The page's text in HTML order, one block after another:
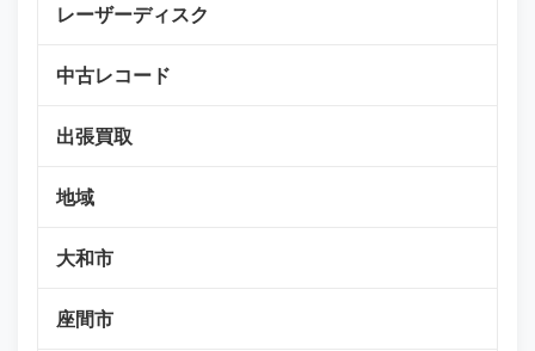
レーザーディスク
中古レコード
出張買取
地域
大和市
座間市